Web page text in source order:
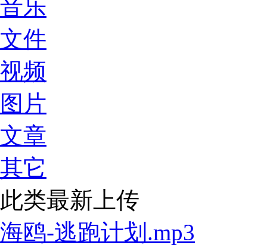
音乐
文件
视频
图片
文章
其它
此类最新上传
海鸥-逃跑计划.mp3